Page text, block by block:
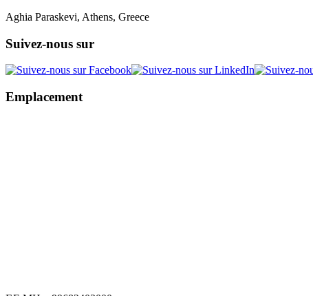
Aghia Paraskevi, Athens, Greece
Suivez-nous sur
Emplacement